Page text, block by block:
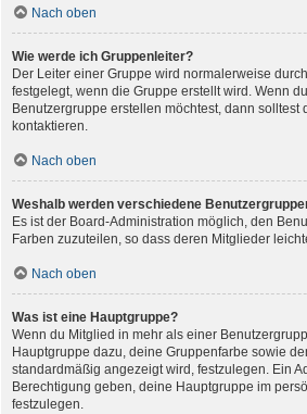
Nach oben
Wie werde ich Gruppenleiter?
Der Leiter einer Gruppe wird normalerweise
festgelegt, wenn die Gruppe erstellt wird. Wenn
Benutzergruppe erstellen möchtest, dann solltest
kontaktieren.
Nach oben
Weshalb werden verschiedene
Es ist der Board-Administration möglich, den
Farben zuzuteilen, so dass deren Mitglieder
Nach oben
Was ist eine Hauptgruppe?
Wenn du Mitglied in mehr als einer
Hauptgruppe dazu, deine Gruppenfarbe sowie
standardmäßig angezeigt wird, festzulegen. Ein
Berechtigung geben, deine Hauptgruppe im
festzulegen.